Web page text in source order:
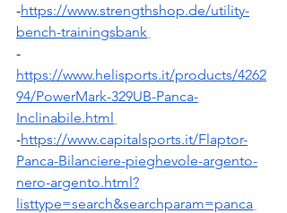
-https://www.strengthshop.de/utility-
bench-trainingsbank
-
https://www.helisports.it/products/4262
94/PowerMark-329UB-Panca-
Inclinabile.html
-https://www.capitalsports.it/Flaptor-
Panca-Bilanciere-pieghevole-argento-
nero-argento.html?
listtype=search&searchparam=panca